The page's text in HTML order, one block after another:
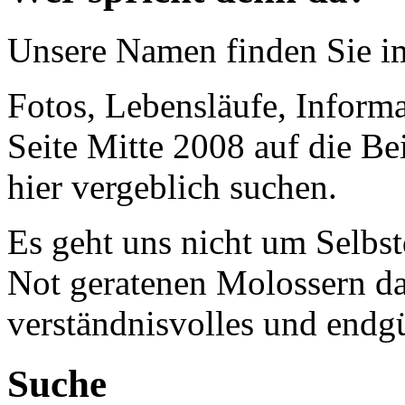
Unsere Namen finden Sie
Fotos, Lebensläufe,
Seite Mitte 2008 auf die
hier vergeblich suchen.
Es geht uns nicht um
Not geratenen Molossern
verständnisvolles und
Suche